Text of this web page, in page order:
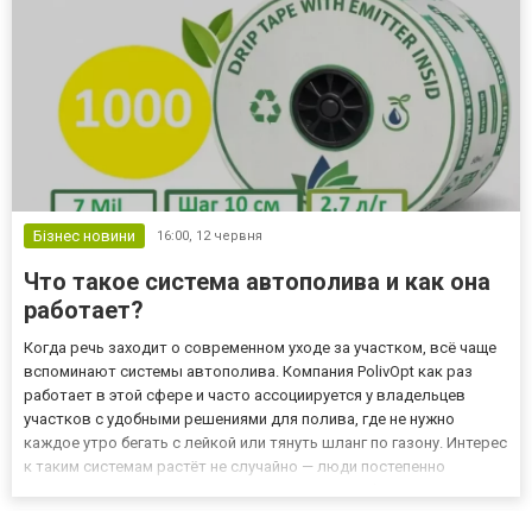
Бізнес новини 16:00, 12 червня
Что такое система автополива и как она
работает?
Когда речь заходит о современном уходе за участком, всё чаще
вспоминают системы автополива. Компания PolivOpt как раз
работает в этой сфере и часто ассоциируется у владельцев
участков с удобными решениями для полива, где не нужно
каждое утро бегать с лейкой или тянуть шланг по газону. Интерес
к таким системам растёт не случайно — люди постепенно